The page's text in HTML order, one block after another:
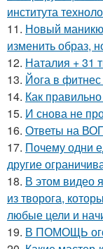
института
11. Новый
изменить образ,
12. Наталия + 31
13. Йога в
14. Как
15. И снова не
16. Ответы на
17. Почему одни
другие
18. В этом видео
из творога,
любые цели и
19. В ПОМОЩЬ